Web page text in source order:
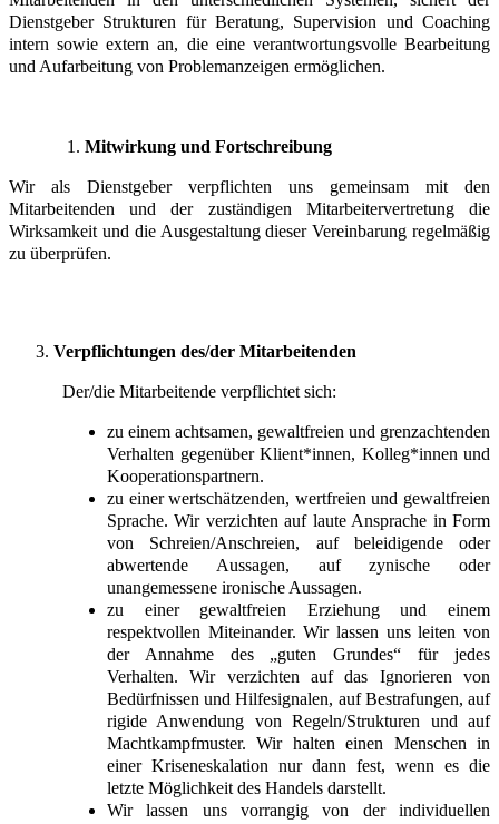
Dienstgeber Strukturen für Beratung, Supervision und Coaching
intern sowie extern an, die eine verantwortungsvolle Bearbeitung
und Aufarbeitung von Problemanzeigen ermöglichen.
Mitwirkung und Fortschreibung
Wir als Dienstgeber verpflichten uns gemeinsam mit den
Mitarbeitenden und der zuständigen Mitarbeitervertretung die
Wirksamkeit und die Ausgestaltung dieser Vereinbarung regelmäßig
zu überprüfen.
Verpflichtungen des/der Mitarbeitenden
Der/die Mitarbeitende verpflichtet sich:
zu einem achtsamen, gewaltfreien und grenzachtenden
Verhalten gegenüber Klient*innen, Kolleg*innen und
Kooperationspartnern.
zu einer wertschätzenden, wertfreien und gewaltfreien
Sprache. Wir verzichten auf laute Ansprache in Form
von Schreien/Anschreien, auf beleidigende oder
abwertende Aussagen, auf zynische oder
unangemessene ironische Aussagen.
zu einer gewaltfreien Erziehung und einem
respektvollen Miteinander. Wir lassen uns leiten von
der Annahme des „guten Grundes“ für jedes
Verhalten. Wir verzichten auf das Ignorieren von
Bedürfnissen und Hilfesignalen, auf Bestrafungen, auf
rigide Anwendung von Regeln/Strukturen und auf
Machtkampfmuster. Wir halten einen Menschen in
einer Kriseneskalation nur dann fest, wenn es die
letzte Möglichkeit des Handels darstellt.
Wir lassen uns vorrangig von der individuellen